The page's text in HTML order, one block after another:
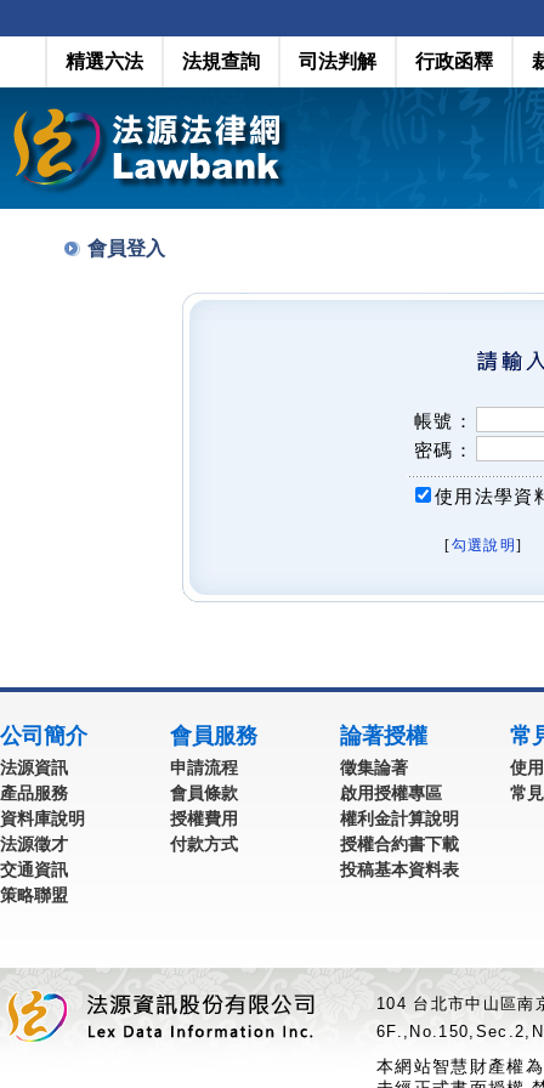
精選六法 法規查詢 司法判解 行政函釋
會員登入
帳號：
密碼：
使用法學資
[勾選說明 ]
公司簡介
法源資訊
產品服務
資料庫說明
法源徵才
交通資訊
策略聯盟
會員服務
申請流程
會員條款
授權費用
付款方式
論著授權
徵集論著
啟用授權專區
權利金計算說明
授權合約書下載
投稿基本資料表
常
使
常
104 台北市中山區
本網站智慧財產權